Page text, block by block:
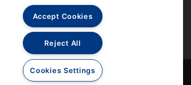
especiales.
-
Política de
Accept Cookies
Reject All
Cookies Settings